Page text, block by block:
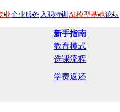
业企业服务 入职特训 AI模型基地论坛
新手指南
教育模式
选课流程
学费返还